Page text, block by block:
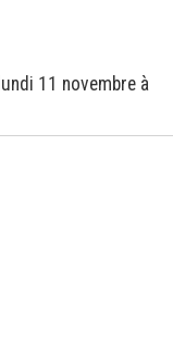
11 novembre à